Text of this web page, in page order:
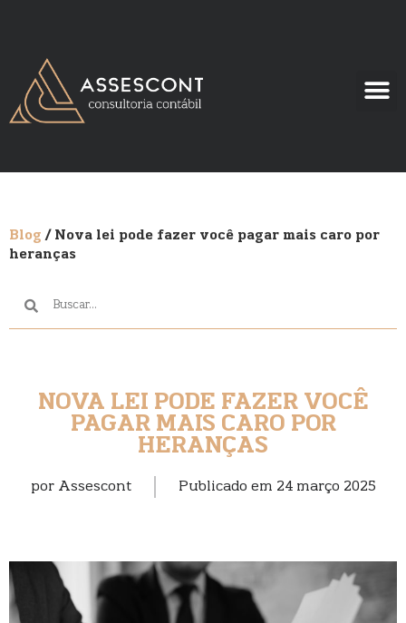
Blog/ Nova lei pode fazer você pagar mais caro por
heranças
NOVA LEI PODE FAZER VOCÊ
PAGAR MAIS CARO POR
HERANÇAS
por Assescont Publicado em 24 março 2025